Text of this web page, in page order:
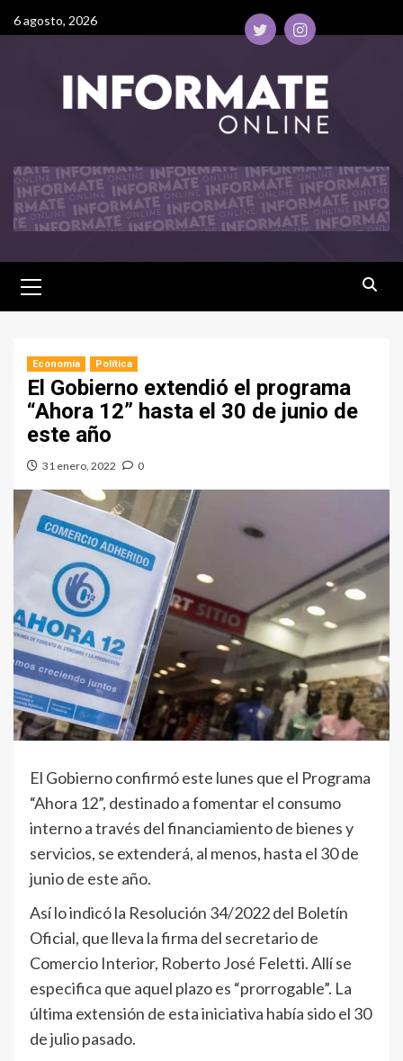
6 agosto, 2026
Economía Política
El Gobierno extendió el programa
“Ahora 12” hasta el 30 de junio de
este año
31 enero, 2022 0
El Gobierno confirmó este lunes que el Programa
“Ahora 12”, destinado a fomentar el consumo
interno a través del financiamiento de bienes y
servicios, se extenderá, al menos, hasta el 30 de
junio de este año.
Así lo indicó la Resolución 34/2022 del Boletín
Oficial, que lleva la firma del secretario de
Comercio Interior, Roberto José Feletti. Allí se
especifica que aquel plazo es “prorrogable”. La
última extensión de esta iniciativa había sido el 30
de julio pasado.